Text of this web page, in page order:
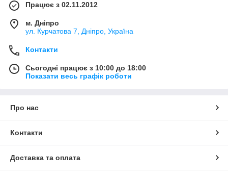
Працює з 02.11.2012
м. Дніпро
ул. Курчатова 7, Дніпро, Україна
Контакти
Сьогодні працює з 10:00 до 18:00
Показати весь графік роботи
Про нас
Контакти
Доставка та оплата